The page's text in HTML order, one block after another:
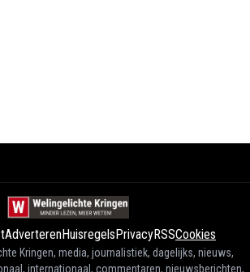
AdverterenHuisregelsPrivacyRSSCookies
Kringen, media, journalistiek, dagelijks, nieuws,
internationaal, commentaren, nieuwsberichten,